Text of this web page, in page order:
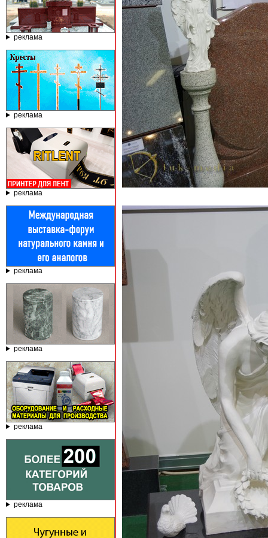
реклама
реклама
реклама
реклама
реклама
реклама
реклама